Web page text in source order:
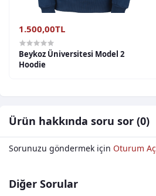
1.500,00TL
Beykoz Üniversitesi Model 2
Hoodie
Ürün hakkında soru sor (0)
Sorunuzu göndermek için Oturum Aç
Diğer Sorular